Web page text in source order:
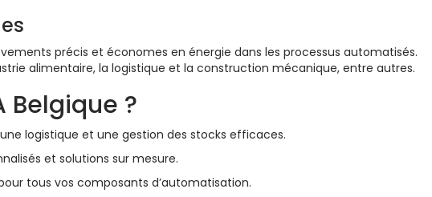
précis et économes en énergie dans les processus automatisés.
alimentaire, la logistique et la construction mécanique, entre autres.
Belgique ?
logistique et une gestion des stocks efficaces.
et solutions sur mesure.
tous vos composants d’automatisation.